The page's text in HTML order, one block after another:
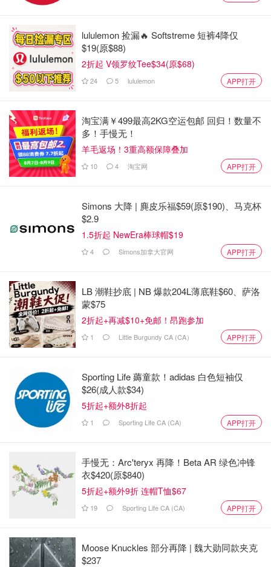
1000，足足有九个月这么久，基本就是John失业后在家开
始的。Emily有翻看更前面的，当时只是一下子呆掉了。所
有之前的他们间关系concern和2018年间发生的种种表现都
涌出来了。
法。她一直是个直率的人，不喜欢拐弯抹角。当他回到家
后，Emily确保孩子们已经入睡，然后告诉他她有重要的事
情需要讨论，并请求他在客厅等待。她下到地下室取出了那
个背包。当她带着背包回到客厅，准备进门时，她感觉到他
地责问她为什么要翻看他的私人物品，质疑她的动机。
Emily没有被他的言语所动摇，毕竟，经过这么多年的共同
生活和养育两个孩子，他却还在坚持个人财产的概念。那个
背包其实是他们一起在Costco购买的。Emily质问他为什么
被揭穿而羞愤，却只是反复指责Emily不应该查看他的私人
物品，然后又挑起了她过去的一些独立行为，比如她曾给父
母汇款的事情。Emily感到极度愤怒，明白这完全是两码
事。她使用的每一分钱都是她自己辛勤工作赚来的，而他从
他们共同的账户中挪用的，本应是两人的共同资金。之前，
务，更别说知晓其细节。他的这番行为明显是在无理取闹。
这次的经历让Emily深感心寒，她开始认真考虑他们是否还
能继续共同生活下去。
lululemon 捡漏🔥 Softstreme 短裤4降仅
$19(原$88)
2折起 V领罗纹Tee$34(原$68)
24 5 lululemon APP打开
淘宝满￥499最高2KG空运包邮 回归！数量不
多！手慢无！
羊毛返场！3重高额保障叠加
10 4 淘宝网 APP打开
Simons 大降 | 麂皮乐福$59(原$190)、马克杯
$2.9
1.5折起 NewEra棒球帽$19
4 Simons加拿大官网 APP打开
LB 潮鞋抄底 | NB 爆款204L薄底鞋$60、萨洛
蒙$75
2折起+再减$10+免邮！昂跑参加
1 Little Burgundy CA (CA） APP打开
Sporting Life 薅童款！adidas 白色短袖仅
$26(成人款$34)
5折起+额外8折起
1 Sporting Life CA (CA) APP打开
手慢无：Arc'teryx 再降！Beta AR 绿色冲锋
衣$420(原$840)
5折起+额外9折 连帽T恤$67
19 Sporting Life CA (CA) APP打开
Moose Knuckles 部分再降 | 魏大勋同款夹克
$237